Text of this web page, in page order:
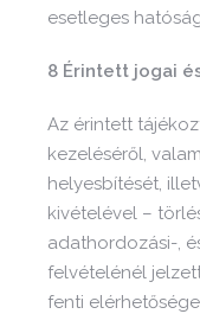
esetleges
8 Érintett jogai
Az érintett
kezeléséről,
helyesbítését,
kivételével –
adathordozási-,
felvételénél
fenti